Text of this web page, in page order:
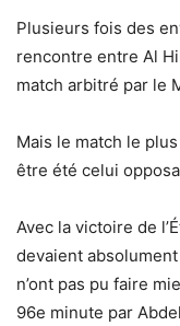
Plusieurs fois des
rencontre entre Al
match arbitré par le
Mais le match le
être été celui
Avec la victoire de
devaient
n’ont pas pu faire
96e minute par